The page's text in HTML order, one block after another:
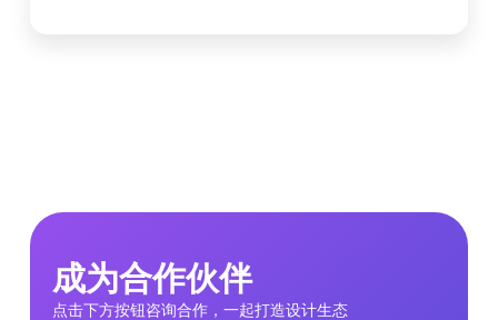
成为合作伙伴
点击下方按钮咨询合作，一起打造设计生态